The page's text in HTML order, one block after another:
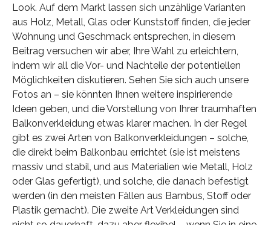
Look. Auf dem Markt lassen sich unzählige Varianten
aus Holz, Metall, Glas oder Kunststoff finden, die jeder
Wohnung und Geschmack entsprechen, in diesem
Beitrag versuchen wir aber, Ihre Wahl zu erleichtern,
indem wir all die Vor- und Nachteile der potentiellen
Möglichkeiten diskutieren. Sehen Sie sich auch unsere
Fotos an – sie könnten Ihnen weitere inspirierende
Ideen geben, und die Vorstellung von Ihrer traumhaften
Balkonverkleidung etwas klarer machen. In der Regel
gibt es zwei Arten von Balkonverkleidungen – solche,
die direkt beim Balkonbau errichtet (sie ist meistens
massiv und stabil, und aus Materialien wie Metall, Holz
oder Glas gefertigt), und solche, die danach befestigt
werden (in den meisten Fällen aus Bambus, Stoff oder
Plastik gemacht). Die zweite Art Verkleidungen sind